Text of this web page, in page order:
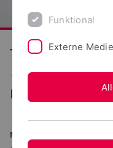
Technische
MENSCHEN,
Funktional
Externe